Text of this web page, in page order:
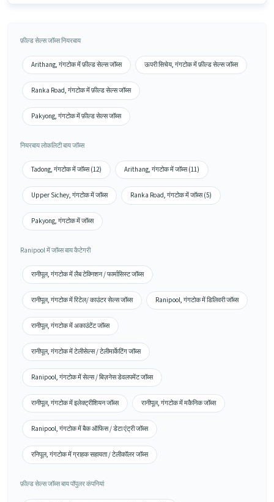
फ़ील्ड सेल्स जॉब्स नियरबाय
Arithang, गंगटोक में फ़ील्ड सेल्स जॉब्स ऊपरी सिचेय, गंगटोक में फ़ील्ड सेल्स जॉब्स
Ranka Road, गंगटोक में फ़ील्ड सेल्स जॉब्स
Pakyong, गंगटोक में फ़ील्ड सेल्स जॉब्स
नियरबाय लोकलिटी बाय जॉब्स
Tadong, गंगटोक में जॉब्स (12) Arithang, गंगटोक में जॉब्स (11)
Upper Sichey, गंगटोक में जॉब्स Ranka Road, गंगटोक में जॉब्स (5)
Pakyong, गंगटोक में जॉब्स
Ranipool में जॉब्स बाय कैटेगरी
रानीपूल, गंगटोक में लैब टेक्निशन / फार्मासिस्ट जॉब्स
रानीपूल, गंगटोक में रिटेल/ काउंटर सेल्स जॉब्स Ranipool, गंगटोक में डिलिवरी जॉब्स
रानीपूल, गंगटोक में अकाउंटेंट जॉब्स
रानीपूल, गंगटोक में टेलीसेल्स / टेलीमार्केटिंग जॉब्स
Ranipool, गंगटोक में सेल्स / बिज़नेस डेवलपमेंट जॉब्स
रानीपूल, गंगटोक में इलेक्ट्रीशियन जॉब्स रानीपूल, गंगटोक में मकैनिक जॉब्स
Ranipool, गंगटोक में बैक ऑफिस / डेटा एंट्री जॉब्स
रनिपूल, गंगटोक में ग्राहक सहायता / टेलीकॉलर जॉब्स
फ़ील्ड सेल्स जॉब्स बाय पॉपुलर कंपनियां